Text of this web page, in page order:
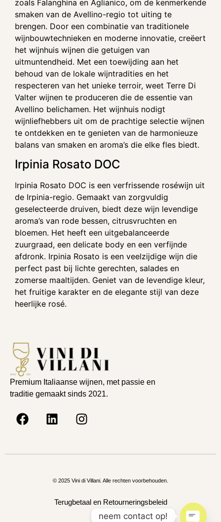
zoals Falanghina en Aglianico, om de kenmerkende
smaken van de Avellino-regio tot uiting te
brengen. Door een combinatie van traditionele
wijnbouwtechnieken en moderne innovatie, creëert
het wijnhuis wijnen die getuigen van
uitmuntendheid. Met een toewijding aan het
behoud van de lokale wijntradities en het
respecteren van het unieke terroir, weet Terre Di
Valter wijnen te produceren die de essentie van
Avellino belichamen. Het wijnhuis nodigt
wijnliefhebbers uit om de prachtige selectie wijnen
te ontdekken en te genieten van de harmonieuze
balans van smaken en aroma’s die elke fles biedt.
Irpinia Rosato DOC
Irpinia Rosato DOC is een verfrissende roséwijn uit
de Irpinia-regio. Gemaakt van zorgvuldig
geselecteerde druiven, biedt deze wijn levendige
aroma’s van rode bessen, citrusvruchten en
bloemen. Het heeft een uitgebalanceerde
zuurgraad, een delicate body en een verfijnde
afdronk. Irpinia Rosato is een veelzijdige wijn die
perfect past bij lichte gerechten, salades en
zomerse maaltijden. Geniet van de levendige kleur,
het fruitige karakter en de elegante stijl van deze
heerlijke rosé.
Premium Italiaanse wijnen, met passie en
traditie gemaakt sinds 2021.
© 2025 Vini di Villani. Alle rechten voorbehouden.
Terugbetaal en Retourneringsbeleid
neem contact op!